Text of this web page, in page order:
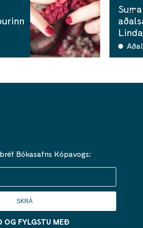
Bókasafns Kópavogs:
SKRÁ
OG FYLGSTU MEÐ